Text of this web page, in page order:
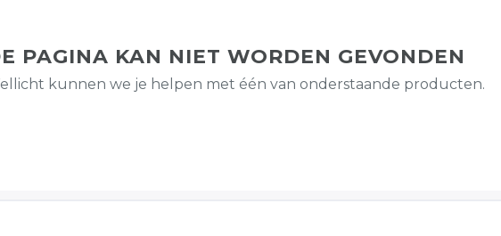
PAGINA KAN NIET WORDEN GEVONDEN
kunnen we je helpen met één van onderstaande producten.